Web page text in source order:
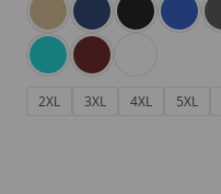
2XL 3XL 4XL 5XL